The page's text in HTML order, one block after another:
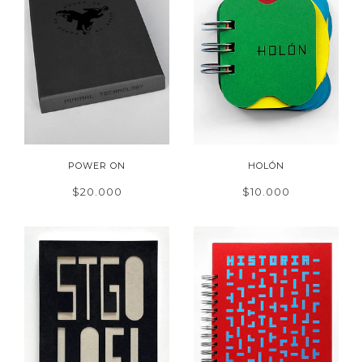
POWER ON
$20.000
HOLÓN
$10.000